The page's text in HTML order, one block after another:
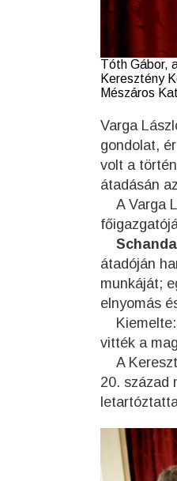
Tóth Gábor,
Keresztény
Mészáros
Varga
gondolat,
volt a
átadásán
A Varga
átadóján
munkáját;
elnyomás
Kiemelte:
vitték a
A
20. század